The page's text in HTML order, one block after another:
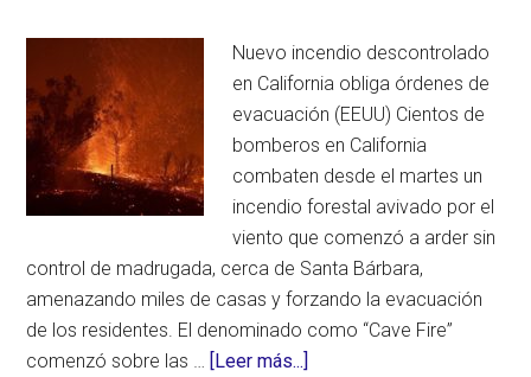
Nuevo incendio descontrolado
en California obliga órdenes de
evacuación (EEUU) Cientos de
bomberos en California
combaten desde el martes un
incendio forestal avivado por el
viento que comenzó a arder sin
control de madrugada, cerca de Santa Bárbara,
amenazando miles de casas y forzando la evacuación
de los residentes. El denominado como “Cave Fire”
comenzó sobre las … [Leer más...]